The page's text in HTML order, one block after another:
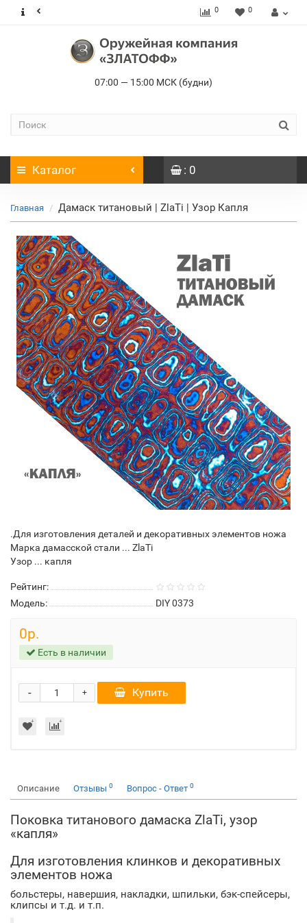
0 0
07:00 — 15:00 МСК (будни)
Каталог : 0
Главная Дамаск титановый | ZlaTi | Узор Капля
.Для изготовления деталей и декоративных элементов ножа
Марка дамасской стали ... ZlaTi
Узор ... капля
Рейтинг:
Модель:
DIY 0373
0р.
Есть в наличии
+
- Купить
Описание Отзывы 0 Вопрос - Ответ 0
Поковка титанового дамаска ZlaTi, узор
«капля»
Для изготовления клинков и декоративных
элементов ножа
больстеры, навершия, накладки, шпильки, бэк-спейсеры,
клипсы и т.д. и т.п.